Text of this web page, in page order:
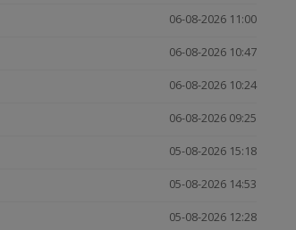
06-08-2026 11:00
06-08-2026 10:47
06-08-2026 10:24
06-08-2026 09:25
05-08-2026 15:18
05-08-2026 14:53
05-08-2026 12:28